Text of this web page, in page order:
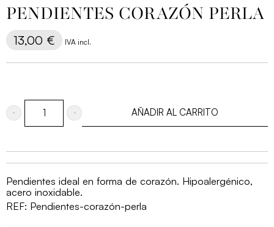
PENDIENTES CORAZÓN PERLA
13,00 € IVA incl.
Pendientes
perla
AÑADIR AL CARRITO
Pendientes ideal en forma de corazón. Hipoalergénico,
acero inoxidable.
REF: Pendientes-corazón-perla